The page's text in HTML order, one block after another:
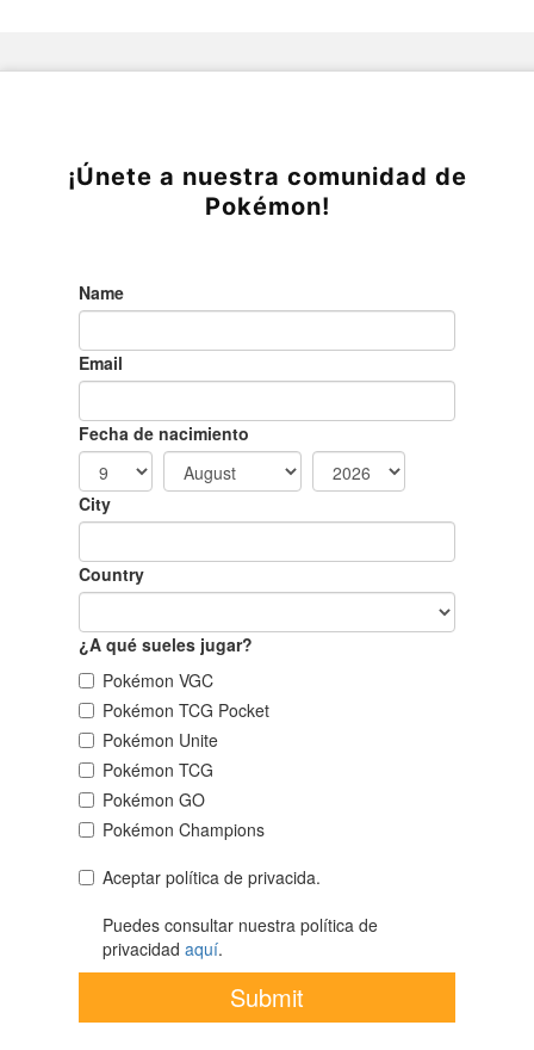
¡Únete a nuestra comunidad de
Pokémon!